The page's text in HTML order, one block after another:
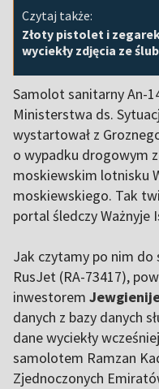
Czytaj także:
Złoty pistolet i
wyciekły zdjęcia ze
Samolot sanitarny An-
Ministerstwa ds.
wystartował z
o wypadku drogowym
moskiewskim lotnisku
moskiewskiego. Tak
portal śledczy Ważnyje
Jak czytamy po nim do
RusJet (RA-73417),
inwestorem
danych z bazy danych
dane wyciekły
samolotem Ramzan
Zjednoczonych